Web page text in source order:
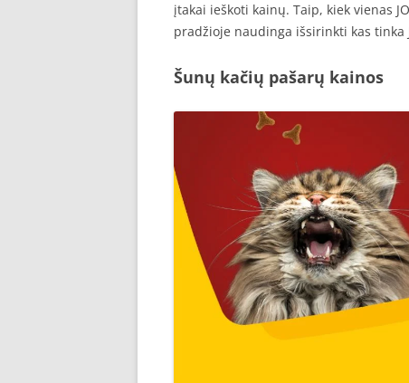
įtakai ieškoti kainų. Taip, kiek vienas
pradžioje naudinga išsirinkti kas
Šunų kačių pašarų kainos